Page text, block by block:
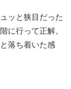
ッと狭目だった
に行って正解。
落ち着いた感